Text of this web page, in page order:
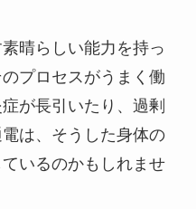
晴らしい能力を持っ
プロセスがうまく働
が長引いたり、過剰
は、そうした身体の
いるのかもしれませ